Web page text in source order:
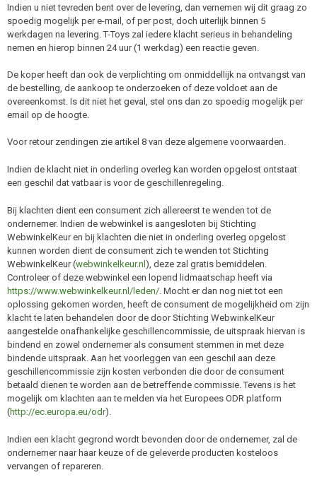
Indien u niet tevreden bent over de levering, dan vernemen wij dit graag zo
spoedig mogelijk per e-mail, of per post, doch uiterlijk binnen 5
werkdagen na levering. T-Toys zal iedere klacht serieus in behandeling
nemen en hierop binnen 24 uur (1 werkdag) een reactie geven.
De koper heeft dan ook de verplichting om onmiddellijk na ontvangst van
de bestelling, de aankoop te onderzoeken of deze voldoet aan de
overeenkomst. Is dit niet het geval, stel ons dan zo spoedig mogelijk per
email op de hoogte.
Voor retour zendingen zie artikel 8 van deze algemene voorwaarden.
Indien de klacht niet in onderling overleg kan worden opgelost ontstaat
een geschil dat vatbaar is voor de geschillenregeling.
Bij klachten dient een consument zich allereerst te wenden tot de
ondernemer. Indien de webwinkel is aangesloten bij Stichting
WebwinkelKeur en bij klachten die niet in onderling overleg opgelost
kunnen worden dient de consument zich te wenden tot Stichting
WebwinkelKeur (webwinkelkeur.nl ), deze zal gratis bemiddelen.
Controleer of deze webwinkel een lopend lidmaatschap heeft via
https://www.webwinkelkeur.nl/leden/ . Mocht er dan nog niet tot een
oplossing gekomen worden, heeft de consument de mogelijkheid om zijn
klacht te laten behandelen door de door Stichting WebwinkelKeur
aangestelde onafhankelijke geschillencommissie, de uitspraak hiervan is
bindend en zowel ondernemer als consument stemmen in met deze
bindende uitspraak. Aan het voorleggen van een geschil aan deze
geschillencommissie zijn kosten verbonden die door de consument
betaald dienen te worden aan de betreffende commissie. Tevens is het
mogelijk om klachten aan te melden via het Europees ODR platform
(http://ec.europa.eu/odr).
Indien een klacht gegrond wordt bevonden door de ondernemer, zal de
ondernemer naar haar keuze of de geleverde producten kosteloos
vervangen of repareren.